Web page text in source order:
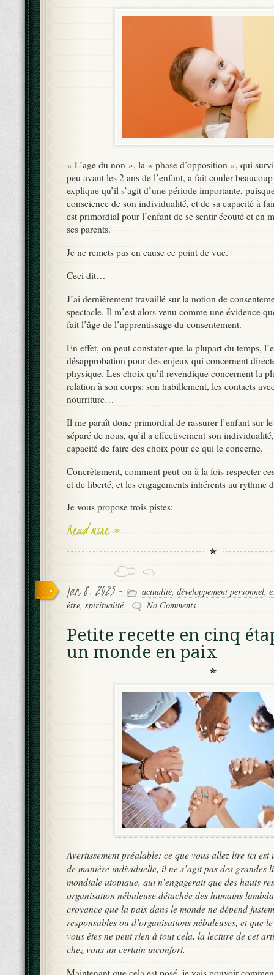
« L’age du non », la « phase d’opposition », qui
peu avant les 2 ans de l’enfant, a fait couler
explique qu’il s’agit d’une période importante,
conscience de son individualité, et de sa capacité à
est primordial pour l’enfant de se sentir écouté et en
ses parents.
Je ne remets pas en cause ce point de vue.
Ceci dit…
J’ai dernièrement travaillé sur la notion de
spectacle. Il m’est alors venu comme une évidence
fait l’âge de l’apprentissage du consentement.
En effet, on peut constater que la plupart du temps,
désapprobation pour des enjeux qui concernent
physique. Les choix qu’il revendique concernent la
relation à son corps: son habillement, les contacts
nourriture…
Il me paraît donc primordial de rassurer l’enfant sur
séparé de nous, qu’il a effectivement son
capacité de faire des choix pour ce qui le concerne.
Concrètement, comment peut-on à la fois respecter
et de liberté, et les engagements inhérents au rythme
Je vous propose trois pistes:
Read more »
Jan 8, 2025 - actualité, développement personnel,
être, spiritualité No Comments
Petite recette en cinq
un monde en paix
Avertissement préalable: ce que vous allez lire ici est
de manière individuelle, il ne s’agit pas des grandes
mondiale utopique, qui n’engagerait que des hauts
organisation nébuleuse détachée des humains
croyance que la paix dans le monde ne dépend
responsables ou d’organisations nébuleuses, et que
vous êtes ne peut rien à tout cela, la lecture de cet
chez vous un certain inconfort.
Maintenant que cela est posé, je vais pouvoir